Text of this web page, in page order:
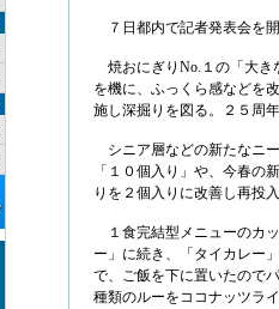
７日都内で記者発表会を開
焼おにぎりNo.１の「大き
を機に、ふっくら感などを
施し深掘りを図る。２５周
シニア層などの新たなニ
「１０個入り」や、今春の
りを２個入りに改善し再投入
１食完結型メニューのカ
ー」に続き、「タイカレー
で、ご飯を下に置いたので
種類のルーをココナッツラ